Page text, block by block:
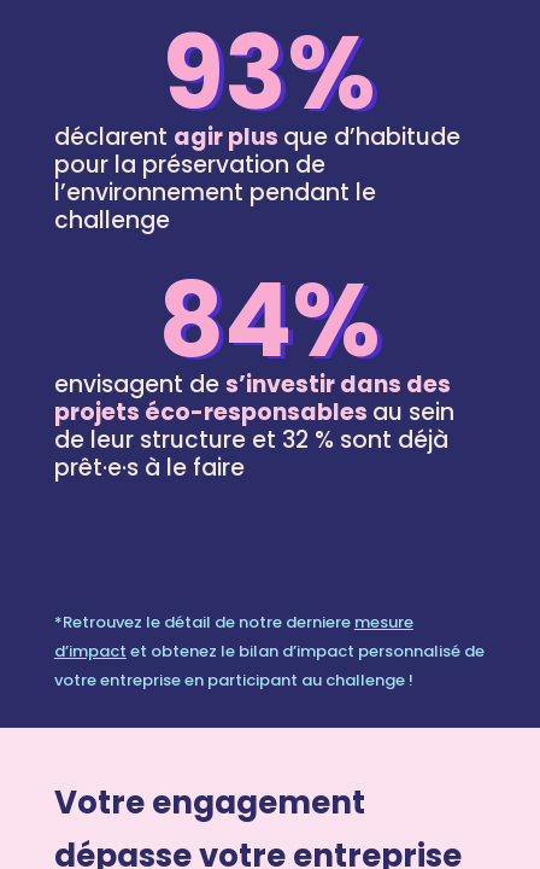
93%
déclarent agir plus que d’habitude
pour la préservation de
l’environnement pendant le
challenge
84%
envisagent des’investirdans des
projets éco-responsables au sein
de leur structure et 32 % sont déjà
prêt·e·s à le faire
*Retrouvez le détail de notre derniere mesure
d’impact et obtenez le bilan d’impact personnalisé de
votre entreprise en participant au challenge !
Votre engagement
dépassevotre entreprise